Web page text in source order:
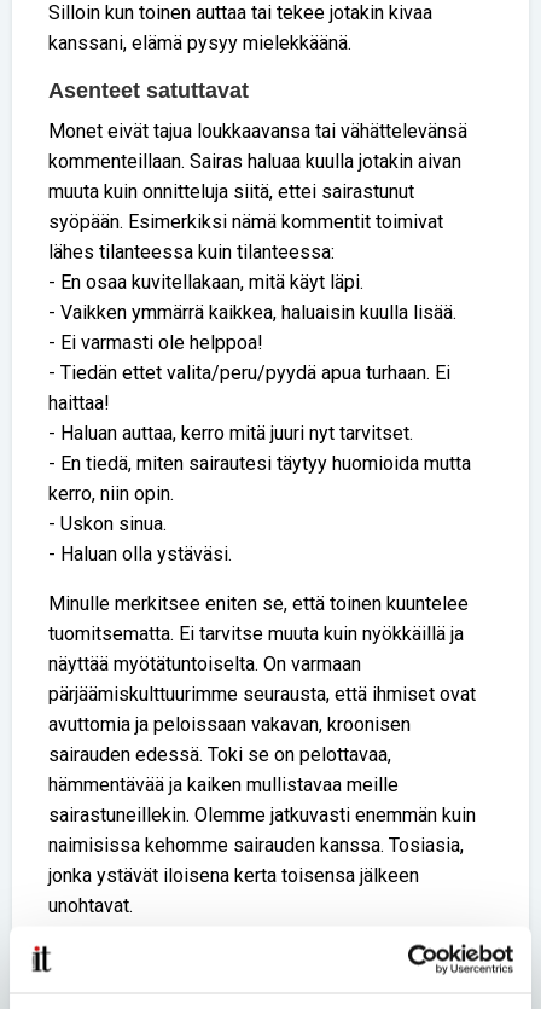
Silloin kun toinen auttaa tai tekee jotakin kivaa
kanssani, elämä pysyy mielekkäänä.
Asenteet satuttavat
Monet eivät tajua loukkaavansa tai vähättelevänsä
kommenteillaan. Sairas haluaa kuulla jotakin aivan
muuta kuin onnitteluja siitä, ettei sairastunut
syöpään. Esimerkiksi nämä kommentit toimivat
lähes tilanteessa kuin tilanteessa:
- En osaa kuvitellakaan, mitä käyt läpi.
- Vaikken ymmärrä kaikkea, haluaisin kuulla lisää.
- Ei varmasti ole helppoa!
- Tiedän ettet valita/peru/pyydä apua turhaan. Ei
haittaa!
- Haluan auttaa, kerro mitä juuri nyt tarvitset.
- En tiedä, miten sairautesi täytyy huomioida mutta
kerro, niin opin.
- Uskon sinua.
- Haluan olla ystäväsi.
Minulle merkitsee eniten se, että toinen kuuntelee
tuomitsematta. Ei tarvitse muuta kuin nyökkäillä ja
näyttää myötätuntoiselta. On varmaan
pärjäämiskulttuurimme seurausta, että ihmiset ovat
avuttomia ja peloissaan vakavan, kroonisen
sairauden edessä. Toki se on pelottavaa,
hämmentävää ja kaiken mullistavaa meille
sairastuneillekin. Olemme jatkuvasti enemmän kuin
naimisissa kehomme sairauden kanssa. Tosiasia,
jonka ystävät iloisena kerta toisensa jälkeen
unohtavat.
Se, ettei joku usko minussa jylläävään sairauteen, on